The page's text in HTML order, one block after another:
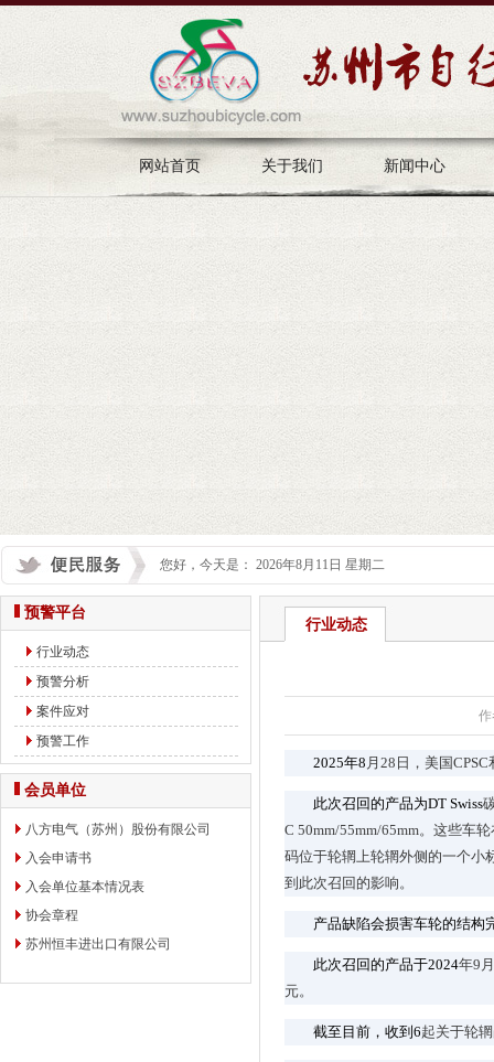
网站首页 关于我们 新闻中心
您好，今天是： 2026年8月11日 星期二
预警平台
行业动态
预警分析
案件应对
预警工作
会员单位
八方电气（苏州）股份有限公司
入会申请书
入会单位基本情况表
协会章程
苏州恒丰进出口有限公司
行业动态
2025年8 月28日，美国
此次召回的产品为DT Swiss
C 50mm/55mm/65mm。这些车
码位于轮辋上轮辋外侧的一个小
到此次召回的影响。
产品缺陷会损害车轮的结构
此次召回的产品于2024年9
元。
截至目前，收到6起关于轮